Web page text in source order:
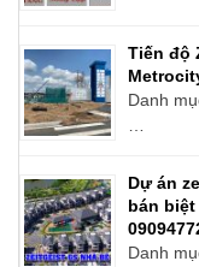
Tiến độ
Danh
…
Dự án
bán
Danh